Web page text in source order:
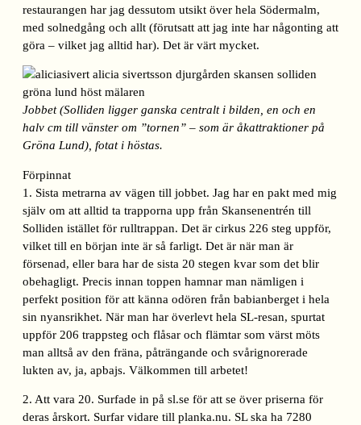
restaurangen har jag dessutom utsikt över hela Södermalm,
med solnedgång och allt (förutsatt att jag inte har någonting att
göra – vilket jag alltid har). Det är värt mycket.
Jobbet (Solliden ligger ganska centralt i bilden, en och en
halv cm till vänster om ”tornen” – som är åkattraktioner på
Gröna Lund), fotat i höstas.
Förpinnat
1. Sista metrarna av vägen till jobbet. Jag har en pakt med mig
själv om att alltid ta trapporna upp från Skansenentrén till
Solliden istället för rulltrappan. Det är cirkus 226 steg uppför,
vilket till en början inte är så farligt. Det är när man är
försenad, eller bara har de sista 20 stegen kvar som det blir
obehagligt. Precis innan toppen hamnar man nämligen i
perfekt position för att känna odören från babianberget i hela
sin nyansrikhet. När man har överlevt hela SL-resan, spurtat
uppför 206 trappsteg och flåsar och flämtar som värst möts
man alltså av den fräna, påträngande och svårignorerade
lukten av, ja, apbajs. Välkommen till arbetet!
2. Att vara 20. Surfade in på sl.se för att se över priserna för
deras årskort. Surfar vidare till planka.nu. SL ska ha 7280